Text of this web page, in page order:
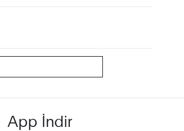
App İndir